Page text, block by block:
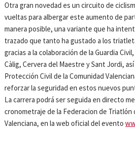
Otra gran novedad es un circuito de
vueltas para albergar este aumento de
manera posible, una variante que ha
trazado que tanto ha gustado a los
gracias a la colaboración de la Guardia
Càlig, Cervera del Maestre y Sant Jordi,
Protección Civil de la Comunidad
reforzar la seguridad en estos nuevos
La carrera podrá ser seguida en directo
cronometraje de la Federacion de Triatlón
Valenciana, en la web oficial del evento